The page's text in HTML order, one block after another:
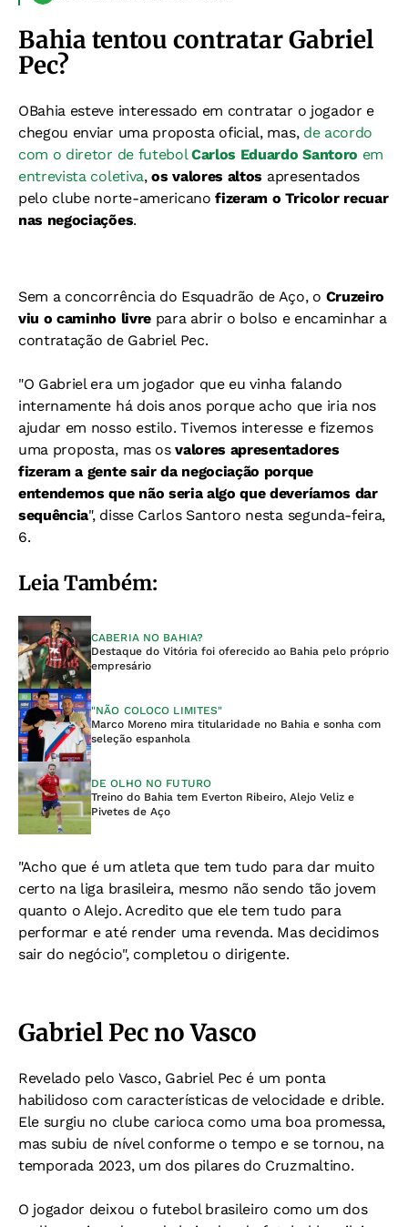
Bahia tentou contratar Gabriel
Pec?
OBahia esteve interessado em contratar o jogador e
chegou enviar uma proposta oficial, mas, de acordo
com o diretor de futebol Carlos Eduardo Santoro em
entrevista coletiva,os valores altos apresentados
pelo clube norte-americano fizeram o Tricolor recuar
nas negociações.
Sem a concorrência do Esquadrão de Aço, o Cruzeiro
viu o caminho livrepara abrir o bolso e encaminhar a
contratação de Gabriel Pec.
"O Gabriel era um jogador que eu vinha falando
internamente há dois anos porque acho que iria nos
ajudar em nosso estilo. Tivemos interesse e fizemos
uma proposta, mas osvalores apresentadores
fizeram a gente sair da negociação porque
entendemos que não seria algo que deveríamos dar
sequência", disse Carlos Santoro nesta segunda-feira,
6.
Leia Também:
CABERIA NO BAHIA?
Destaque do Vitória foi oferecido ao Bahia pelo próprio
empresário
"NÃO COLOCO LIMITES"
Marco Moreno mira titularidade no Bahia e sonha com
seleção espanhola
DE OLHO NO FUTURO
Treino do Bahia tem Everton Ribeiro, Alejo Veliz e
Pivetes de Aço
"Acho que é um atleta que tem tudo para dar muito
certo na liga brasileira, mesmo não sendo tão jovem
quanto o Alejo. Acredito que ele tem tudo para
performar e até render uma revenda. Mas decidimos
sair do negócio", completou o dirigente.
Gabriel Pec no Vasco
Revelado pelo Vasco, Gabriel Pec é um ponta
habilidoso com características de velocidade e drible.
Ele surgiu no clube carioca como uma boa promessa,
mas subiu de nível conforme o tempo e se tornou, na
temporada 2023, um dos pilares do Cruzmaltino.
O jogador deixou o futebol brasileiro como um dos